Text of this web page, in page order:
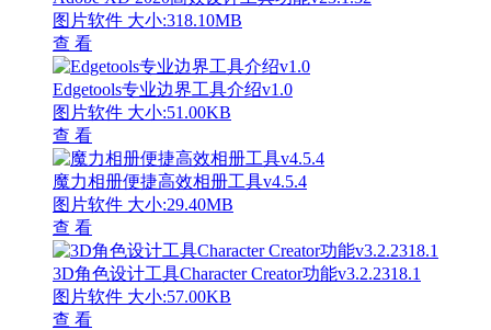
图片软件 大小:318.10MB
查 看
Edgetools专业边界工具介绍v1.0
图片软件 大小:51.00KB
查 看
魔力相册便捷高效相册工具v4.5.4
图片软件 大小:29.40MB
查 看
3D角色设计工具Character Creator功能v3.2.2318.1
图片软件 大小:57.00KB
查 看